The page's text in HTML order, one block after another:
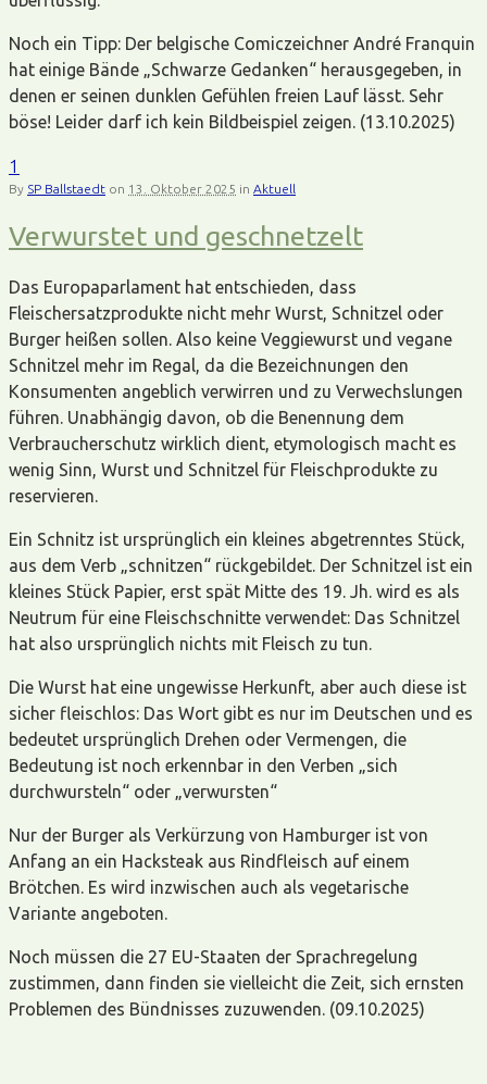
Noch ein Tipp: Der belgische Comiczeichner André Franquin
hat einige Bände „Schwarze Gedanken“ herausgegeben, in
denen er seinen dunklen Gefühlen freien Lauf lässt. Sehr
böse! Leider darf ich kein Bildbeispiel zeigen. (13.10.2025)
1
By SP Ballstaedt on 13. Oktober 2025 in Aktuell
Verwurstet und geschnetzelt
Das Europaparlament hat entschieden, dass
Fleischersatzprodukte nicht mehr Wurst, Schnitzel oder
Burger heißen sollen. Also keine Veggiewurst und vegane
Schnitzel mehr im Regal, da die Bezeichnungen den
Konsumenten angeblich verwirren und zu Verwechslungen
führen. Unabhängig davon, ob die Benennung dem
Verbraucherschutz wirklich dient, etymologisch macht es
wenig Sinn, Wurst und Schnitzel für Fleischprodukte zu
reservieren.
Ein Schnitz ist ursprünglich ein kleines abgetrenntes Stück,
aus dem Verb „schnitzen“ rückgebildet. Der Schnitzel ist ein
kleines Stück Papier, erst spät Mitte des 19. Jh. wird es als
Neutrum für eine Fleischschnitte verwendet: Das Schnitzel
hat also ursprünglich nichts mit Fleisch zu tun.
Die Wurst hat eine ungewisse Herkunft, aber auch diese ist
sicher fleischlos: Das Wort gibt es nur im Deutschen und es
bedeutet ursprünglich Drehen oder Vermengen, die
Bedeutung ist noch erkennbar in den Verben „sich
durchwursteln“ oder „verwursten“
Nur der Burger als Verkürzung von Hamburger ist von
Anfang an ein Hacksteak aus Rindfleisch auf einem
Brötchen. Es wird inzwischen auch als vegetarische
Variante angeboten.
Noch müssen die 27 EU-Staaten der Sprachregelung
zustimmen, dann finden sie vielleicht die Zeit, sich ernsten
Problemen des Bündnisses zuzuwenden. (09.10.2025)